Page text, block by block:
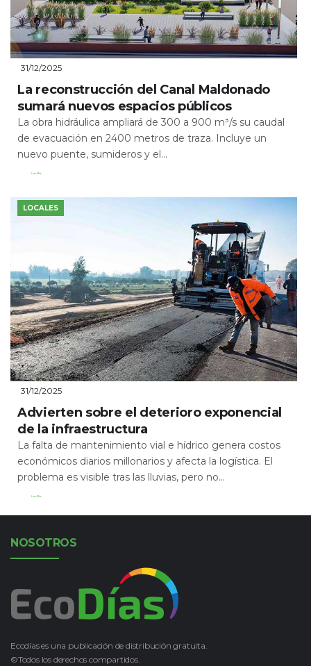
31/12/2025
La reconstrucción del Canal Maldonado
sumará nuevos espacios públicos
La obra hidráulica ampliará de 300 a 900 m³/s su caudal
de evacuación en 2400 metros de traza. Incluye un
nuevo puente, sumideros y el...
Leer Más
LOCALES
31/12/2025
Advierten sobre el deterioro exponencial
de la infraestructura
La falta de mantenimiento vial e hídrico genera costos
económicos diarios millonarios y afecta la logística. El
problema es visible tras las lluvias, pero no...
Leer Más
NOSOTROS
Ecodías es una publicación de distribución gratuita.
©Todos los derechos compartidos.